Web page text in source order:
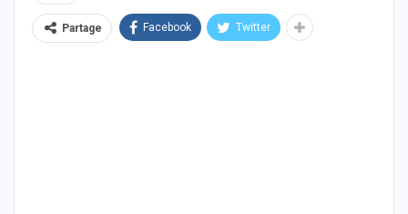
Partage Facebook Twitter